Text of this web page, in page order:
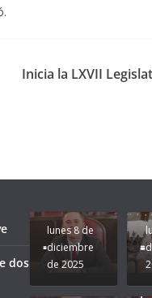
Inicia la LXVII
dos
lunes 8 de
diciembre
de 2025
Apoyo y
Seguimos la
Ruta que
Marca
Nuestra
Rocío Nahle.